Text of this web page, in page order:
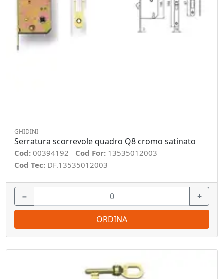
GHIDINI
Serratura scorrevole quadro Q8 cromo satinato
Cod: 00394192 Cod For: 13535012003
Cod Tec: DF.13535012003
− +
ORDINA